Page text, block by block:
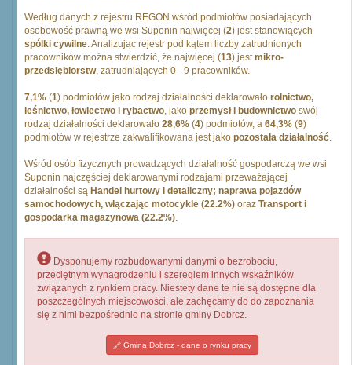
Według danych z rejestru REGON wśród podmiotów posiadających
osobowość prawną we wsi Suponin najwięcej (2) jest stanowiących
spólki cywilne. Analizując rejestr pod kątem liczby zatrudnionych
pracowników można stwierdzić, że najwięcej (13) jestmikro-
przedsiębiorstw, zatrudniających 0 - 9 pracowników.
7,1% (1) podmiotów jako rodzaj działalności deklarowało rolnictwo,
leśnictwo, łowiectwo i rybactwo, jako przemysł i budownictwo swój
rodzaj działalności deklarowało 28,6% (4) podmiotów, a 64,3% (9)
podmiotów w rejestrze zakwalifikowana jest jako pozostała działalność.
Wśród osób fizycznych prowadzących działalność gospodarczą we wsi
Suponin najczęściej deklarowanymi rodzajami przeważającej
działalności są Handel hurtowy i detaliczny; naprawa pojazdów
samochodowych, włączając motocykle (22.2%) oraz Transport i
gospodarka magazynowa (22.2%).
Dysponujemy rozbudowanymi danymi o bezrobociu,
przeciętnym wynagrodzeniu i szeregiem innych wskaźników
związanych z rynkiem pracy. Niestety dane te nie są dostępne dla
poszczególnych miejscowości, ale zachęcamy do do zapoznania
się z nimi bezpośrednio na stronie gminy Dobrcz.
Gmina Dobrcz - dane o rynku pracy